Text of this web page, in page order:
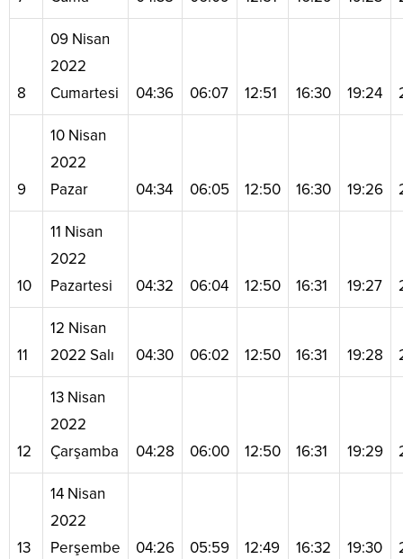
8
09 Nisan
2022
Cumartesi
04:36 06:07 12:51 16:30 19:24
9
10 Nisan
2022
Pazar
04:34 06:05 12:50 16:30 19:26
10
11 Nisan
2022
Pazartesi
04:32 06:04 12:50 16:31 19:27
11
12 Nisan
2022 Salı
04:30 06:02 12:50 16:31 19:28
12
13 Nisan
2022
Çarşamba
04:28 06:00 12:50 16:31 19:29
13
14 Nisan
2022
Perşembe
04:26 05:59 12:49 16:32 19:30